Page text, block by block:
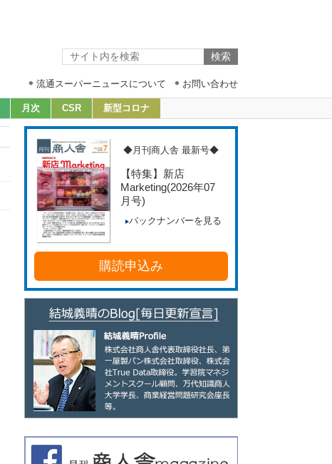
流通スーパーニュースについて お問い合わせ
月次 CSR 新型コロナ
◆月刊商人舎 最新号◆
【特集】新店
Marketing(2026年07
月号)
バックナンバーを見る
購読申込み